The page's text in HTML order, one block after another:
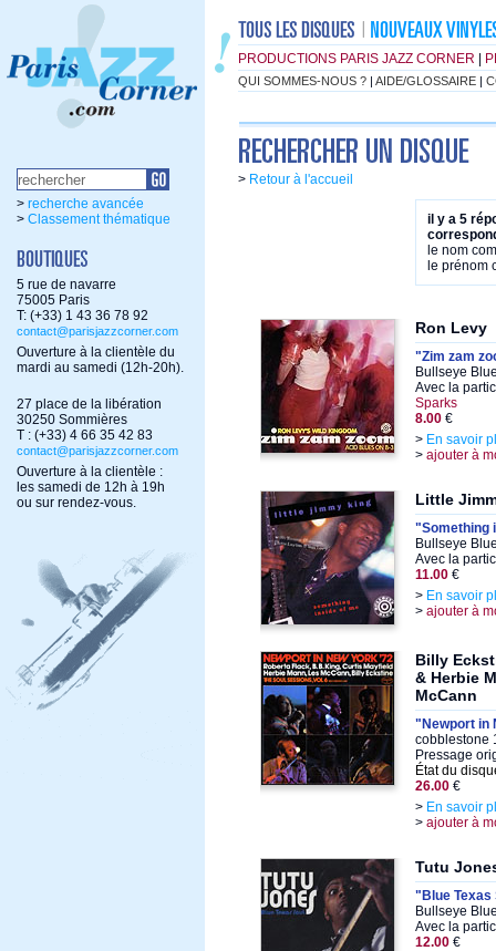
PRODUCTIONS PARIS JAZZ CORNER
QUI SOMMES-NOUS ? | AIDE/GLOSSAIRE |
> recherche avancée
> Classement thématique
5 rue de navarre
75005 Paris
T: (+33) 1 43 36 78 92
contact@parisjazzcorner.com
Ouverture à la clientèle du
mardi au samedi (12h-20h).
27 place de la libération
30250 Sommières
T : (+33) 4 66 35 42 83
contact@parisjazzcorner.com
Ouverture à la clientèle :
les samedi de 12h à 19h
ou sur rendez-vous.
> Retour à l'accueil
il y a 5
le nom
le prénom
Ron Levy
"Zim zam
Bullseye
Avec la
Sparks
8.00 €
> En savoir
> ajouter à
Little
"Something
Bullseye
Avec la
11.00 €
> En savoir
> ajouter à
Billy
& Herbie
McCann
"Newport in
cobblestone
Pressage
État du
26.00 €
> En savoir
> ajouter à
Tutu
"Blue Texas
Bullseye
Avec la
12.00 €